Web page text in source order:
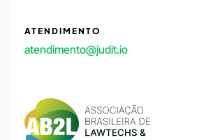
ATENDIMENTO
atendimento@judit.io